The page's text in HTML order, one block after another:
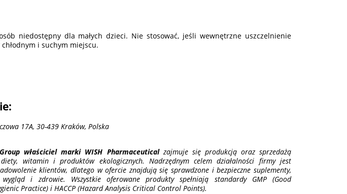
niedostępny dla małych dzieci. Nie stosować, jeśli wewnętrzne uszczelnienie
i suchym miejscu.
17A, 30-439 Kraków, Polska
właściciel marki WISH Pharmaceuticalzajmuje się produkcją oraz sprzedażą
witamin i produktów ekologicznych. Nadrzędnym celem działalności firmy jest
klientów, dlatego w ofercie znajdują się sprawdzone i bezpieczne suplementy,
wygląd i zdrowie. Wszystkie oferowane produkty spełniają standardy GMP (Good
Practice) i HACCP (Hazard Analysis Critical Control Points).